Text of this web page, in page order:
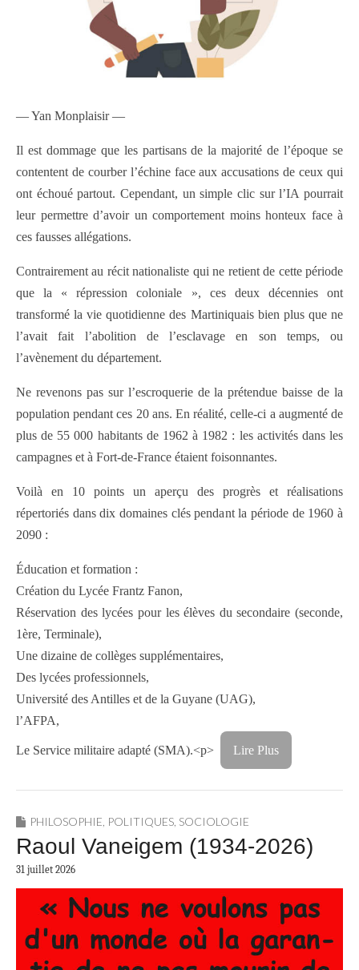
— Yan Monplaisir —
Il est dommage que les partisans de la majorité de l’époque se
contentent de courber l’échine face aux accusations de ceux qui
ont échoué partout. Cependant, un simple clic sur l’IA pourrait
leur permettre d’avoir un comportement moins honteux face à
ces fausses allégations.
Contrairement au récit nationaliste qui ne retient de cette période
que la « répression coloniale », ces deux décennies ont
transformé la vie quotidienne des Martiniquais bien plus que ne
l’avait fait l’abolition de l’esclavage en son temps, ou
l’avènement du département.
Ne revenons pas sur l’escroquerie de la prétendue baisse de la
population pendant ces 20 ans. En réalité, celle-ci a augmenté de
plus de 55 000 habitants de 1962 à 1982 : les activités dans les
campagnes et à Fort-de-France étaient foisonnantes.
Voilà en 10 points un aperçu des progrès et réalisations
répertoriés dans dix domaines clés pendant la période de 1960 à
2090 :
Éducation et formation :
Création du Lycée Frantz Fanon,
Réservation des lycées pour les élèves du secondaire (seconde,
1ère, Terminale),
Une dizaine de collèges supplémentaires,
Des lycées professionnels,
Université des Antilles et de la Guyane (UAG),
l’AFPA,
Le Service militaire adapté (SMA).<p> Lire Plus
PHILOSOPHIE POLITIQUES SOCIOLOGIE
Raoul Vaneigem (1934-2026)
31 juillet 2026